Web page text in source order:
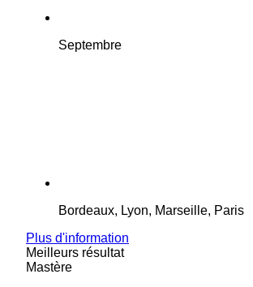
Septembre
Bordeaux, Lyon, Marseille, Paris
Plus d'information
Meilleurs résultat
Mastère